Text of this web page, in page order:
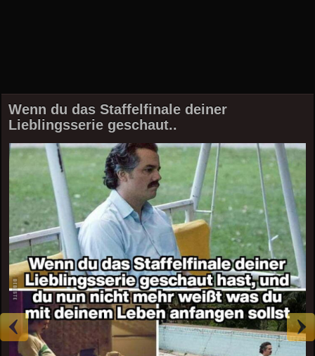
Wenn du das Staffelfinale deiner
Lieblingsserie geschaut..